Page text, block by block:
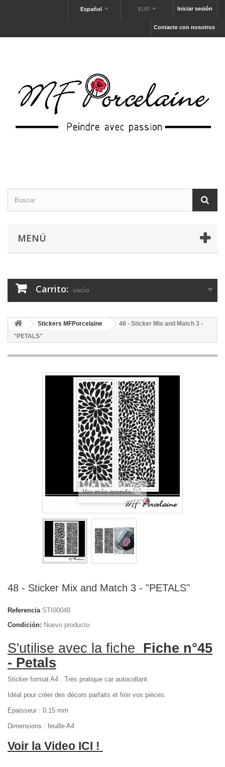
Iniciar sesión
EUR
Español
Contacte con nosotros
MENÚ
Carrito: vacío
Stickers MFPorcelaine
48 - Sticker Mix and Match 3 -
"PETALS"
Ver más grande
48 - Sticker Mix and Match 3 - "PETALS"
Referencia STI00048
Condición: Nuevo producto
S'utilise avec la fiche Fiche n°45
- Petals
Sticker format A4 . Très pratique car autocollant.
Idéal pour créer des décors parfaits et finir vos pièces.
Epaisseur : 0.15 mm
Dimensions : feuille A4
Voir la Video ICI !